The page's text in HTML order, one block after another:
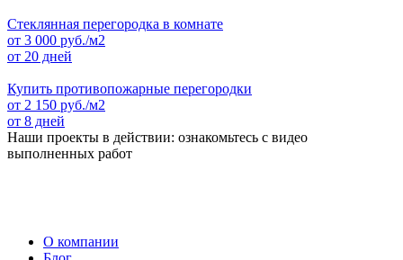
Стеклянная перегородка в комнате
от 3 000 руб./м2
от 20 дней
Купить противопожарные перегородки
от 2 150 руб./м2
от 8 дней
Наши проекты в действии: ознакомьтесь с видео
выполненных работ
О компании